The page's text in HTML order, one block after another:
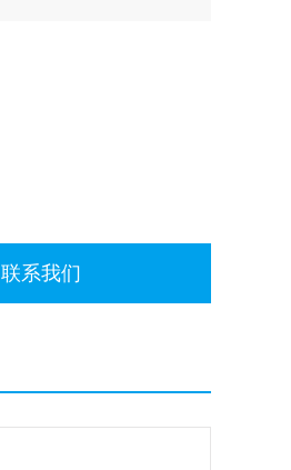
联系我们